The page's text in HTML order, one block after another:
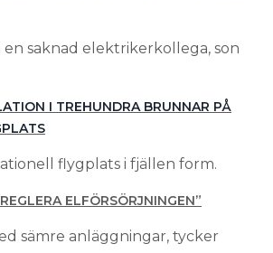
saknad elektrikerkollega, son
I TREHUNDRA BRUNNAR PÅ
flygplats i fjällen form.
ELFÖRSÖRJNINGEN”
sämre anläggningar, tycker